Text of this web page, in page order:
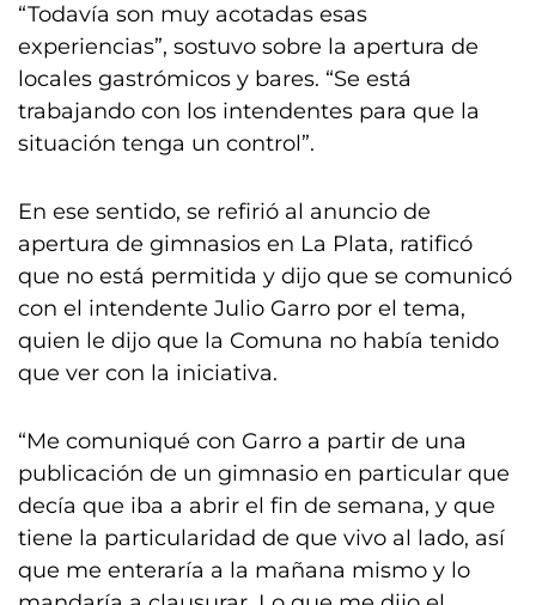
“Todavía son muy acotadas esas
experiencias”, sostuvo sobre la apertura de
locales gastrómicos y bares. “Se está
trabajando con los intendentes para que la
situación tenga un control”.
En ese sentido, se refirió al anuncio de
apertura de gimnasios en La Plata, ratificó
que no está permitida y dijo que se comunicó
con el intendente Julio Garro por el tema,
quien le dijo que la Comuna no había tenido
que ver con la iniciativa.
“Me comuniqué con Garro a partir de una
publicación de un gimnasio en particular que
decía que iba a abrir el fin de semana, y que
tiene la particularidad de que vivo al lado, así
que me enteraría a la mañana mismo y lo